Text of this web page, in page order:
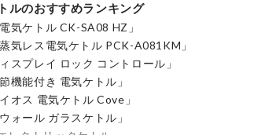
ルのおすすめランキング
気ケトル CK-SA08 HZ」
気レス電気ケトル PCK-A081KM」
スプレイ ロック コントロール」
機能付き 電気ケトル」
オス 電気ケトル Cove」
ォール ガラスケトル」